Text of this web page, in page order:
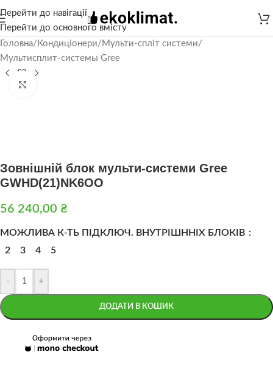
Перейти до навігації
Перейти до основного вмісту
Головна/ Кондиціонери/ Мульти-спліт системи/
Мультисплит-системы Gree
Зовнішній блок мульти-системи Gree
GWHD(21)NK6OO
56 240,00 ₴
МОЖЛИВА К-ТЬ ПІДКЛЮЧ. ВНУТРІШННІХ БЛОКІВ
2
3 4 5
- +
ДОДАТИ В КОШИК